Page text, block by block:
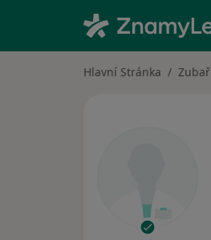
Hlavní Stránka Zubař